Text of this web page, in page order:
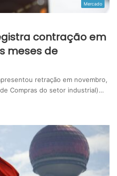
Mercado
contração em
meses de
retração em novembro,
Compras do setor industrial)…